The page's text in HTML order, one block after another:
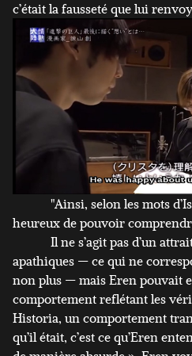
c’était la fausseté que lui
"Ainsi, selon les mots
heureux de pouvoir
Il ne s’agit pas d’un
apathiques — ce qui ne
non plus — mais Eren pouvait
comportement reflétant les
Historia, un comportement
qu’il était, c’est ce qu’Eren